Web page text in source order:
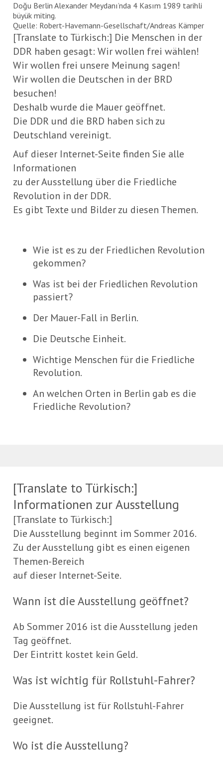
Doğu Berlin Alexander Meydanı’nda 4 Kasım 1989 tarihli
büyük miting.
Quelle: Robert-Havemann-Gesellschaft/Andreas Kämper
[Translate to Türkisch:] Die Menschen in der
DDR haben gesagt: Wir wollen frei wählen!
Wir wollen frei unsere Meinung sagen!
Wir wollen die Deutschen in der BRD
besuchen!
Deshalb wurde die Mauer geöffnet.
Die DDR und die BRD haben sich zu
Deutschland vereinigt.
Auf dieser Internet-Seite finden Sie alle
Informationen
zu der Ausstellung über die Friedliche
Revolution in der DDR.
Es gibt Texte und Bilder zu diesen Themen.
Wie ist es zu der Friedlichen Revolution
gekommen?
Was ist bei der Friedlichen Revolution
passiert?
Der Mauer-Fall in Berlin.
Die Deutsche Einheit.
Wichtige Menschen für die Friedliche
Revolution.
An welchen Orten in Berlin gab es die
Friedliche Revolution?
[Translate to Türkisch:]
Informationen zur Ausstellung
[Translate to Türkisch:]
Die Ausstellung beginnt im Sommer 2016.
Zu der Ausstellung gibt es einen eigenen
Themen-Bereich
auf dieser Internet-Seite.
Wann ist die Ausstellung geöffnet?
Ab Sommer 2016 ist die Ausstellung jeden
Tag geöffnet.
Der Eintritt kostet kein Geld.
Was ist wichtig für Rollstuhl-Fahrer?
Die Ausstellung ist für Rollstuhl-Fahrer
geeignet.
Wo ist die Ausstellung?